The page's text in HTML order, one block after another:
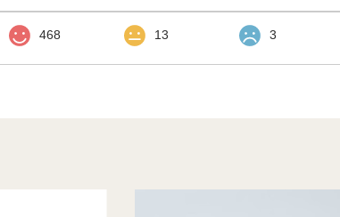
468 13 3